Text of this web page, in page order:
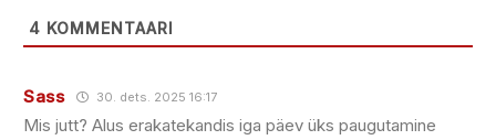
4 KOMMENTAARI
Sass 30. dets. 2025 16:17
Mis jutt? Alus erakatekandis iga päev üks paugutamine